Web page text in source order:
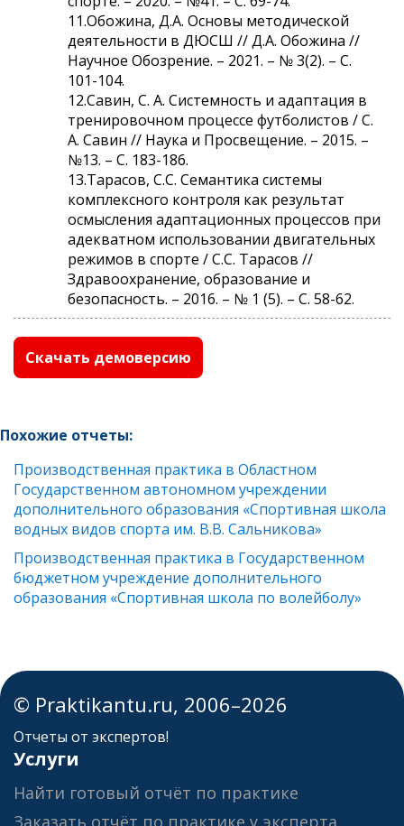
11.Обожина, Д.А. Основы методической
деятельности в ДЮСШ // Д.А. Обожина //
Научное Обозрение. – 2021. – № 3(2). – С.
101-104.
12.Савин, С. А. Системность и адаптация в
тренировочном процессе футболистов / С.
А. Савин // Наука и Просвещение. – 2015. –
№13. – С. 183-186.
13.Тарасов, С.С. Семантика системы
комплексного контроля как результат
осмысления адаптационных процессов при
адекватном использовании двигательных
режимов в спорте / С.С. Тарасов //
Здравоохранение, образование и
безопасность. – 2016. – № 1 (5). – С. 58-62.
Скачать демоверсию
Похожие отчеты:
Производственная практика в Областном
Государственном автономном учреждении
дополнительного образования «Спортивная школа
водных видов спорта им. В.В. Сальникова»
Производственная практика в Государственном
бюджетном учреждение дополнительного
образования «Спортивная школа по волейболу»
© Praktikantu.ru, 2006–2026
Отчеты от экспертов!
Услуги
Найти готовый отчёт по практике
Заказать отчёт по практике у эксперта